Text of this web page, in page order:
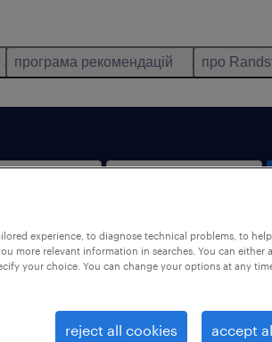
програма рекомендацій про
experience, to diagnose technical problems, to
more relevant information in searches. You can either
your choice. You can change your options at any
reject all cookies accept